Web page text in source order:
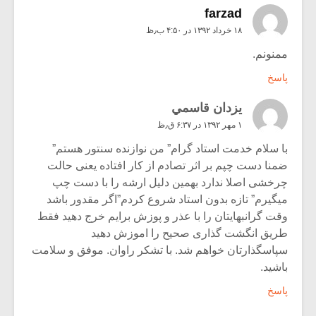
farzad
۱۸ خرداد ۱۳۹۲ در ۴:۵۰ ب٫ظ
ممنونم.
پاسخ
يزدان قاسمي
۱ مهر ۱۳۹۲ در ۶:۳۷ ق٫ظ
با سلام خدمت استاد گرام” من نوازنده سنتور هستم”
ضمنا دست چپم بر اثر تصادم از کار افتاده یعنی حالت
چرخشی اصلا ندارد بهمین دلیل ارشه را با دست چپ
میگیرم” تازه بدون استاد شروع کردم”اگر مقدور باشد
وقت گرانبهایتان را با عذر و پوزش برایم خرج دهید فقط
طریق انگشت گذاری صحیح را اموزش دهید
سپاسگذارتان خواهم شد. با تشکر راوان. موفق و سلامت
باشید.
پاسخ